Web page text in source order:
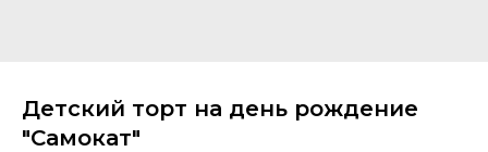
Детский торт на день рождение
"Самокат"